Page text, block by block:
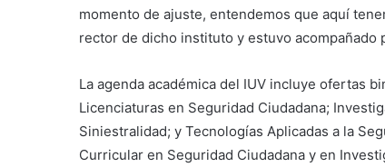
momento de ajuste, entendemos que aquí
rector de dicho instituto y estuvo acompañado
La agenda académica del IUV incluye ofertas
Licenciaturas en Seguridad Ciudadana;
Siniestralidad; y Tecnologías Aplicadas a la
Curricular en Seguridad Ciudadana y en